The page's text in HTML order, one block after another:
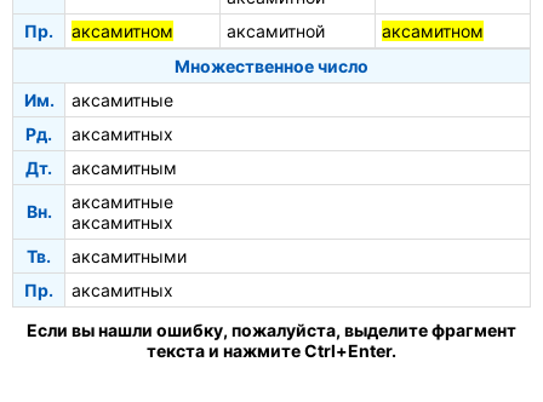
Пр. аксамитном аксамитной
аксамитном
Множественное число
Им.
аксамитные
Рд.
аксамитных
Дт.
аксамитным
Вн.
аксамитные
аксамитных
Тв.
аксамитными
Пр.
аксамитных
Если вы нашли ошибку, пожалуйста, выделите фрагмент
текста и нажмите Ctrl+Enter.